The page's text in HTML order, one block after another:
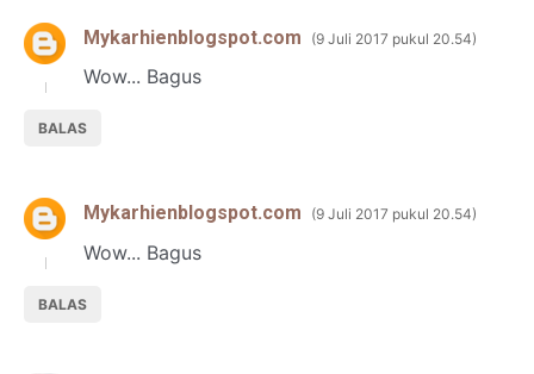
Mykarhienblogspot.com 9 Juli 2017 pukul 20.54
Wow... Bagus
BALAS
Mykarhienblogspot.com 9 Juli 2017 pukul 20.54
Wow... Bagus
BALAS